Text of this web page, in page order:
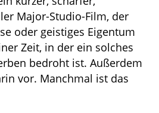
Major-Studio-Film, der
oder geistiges Eigentum
Zeit, in der ein solches
bedroht ist. Außerdem
vor. Manchmal ist das